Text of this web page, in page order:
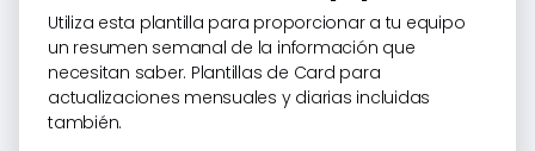
Utiliza esta plantilla para proporcionar a tu equipo
un resumen semanal de la información que
necesitan saber. Plantillas de Card para
actualizaciones mensuales y diarias incluidas
también.